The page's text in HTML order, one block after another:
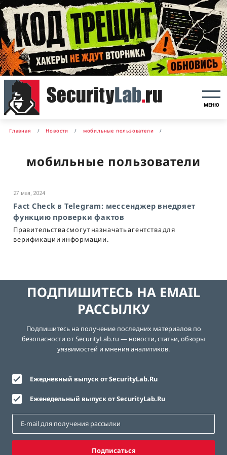
МЕНЮ
Главная Новости мобильные пользователи
мобильные пользователи
27 мая, 2024
Fact Check в Telegram: мессенджер внедряет
функцию проверки фактов
Правительства смогут назначать агентства для
верификации информации.
ПОДПИШИТЕСЬ НА EMAIL
РАССЫЛКУ
Подпишитесь на получение последних материалов по
безопасности от SecurityLab.ru — новости, статьи, обзоры
уязвимостей и мнения аналитиков.
Ежедневный выпуск от SecurityLab.Ru
Еженедельный выпуск от SecurityLab.Ru
Подписаться